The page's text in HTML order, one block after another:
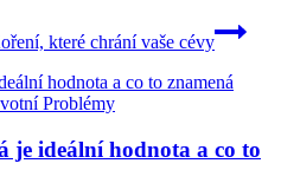
které chrání vaše cévy
Problémy
je ideální hodnota a co to